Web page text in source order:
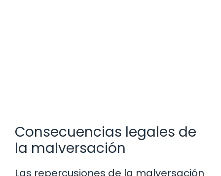
Consecuencias legales de
la malversación
Las repercusiones de la malversación